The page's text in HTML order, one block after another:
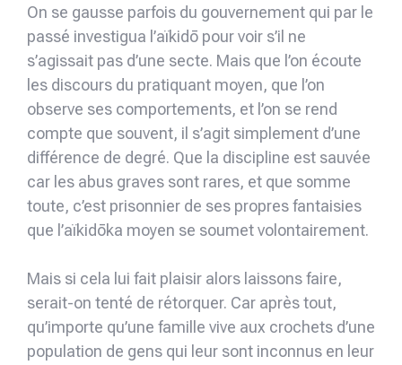
On se gausse parfois du gouvernement qui par le
passé investigua l’aïkidō pour voir s’il ne
s’agissait pas d’une secte. Mais que l’on écoute
les discours du pratiquant moyen, que l’on
observe ses comportements, et l’on se rend
compte que souvent, il s’agit simplement d’une
différence de degré. Que la discipline est sauvée
car les abus graves sont rares, et que somme
toute, c’est prisonnier de ses propres fantaisies
que l’aïkidōka moyen se soumet volontairement.
Mais si cela lui fait plaisir alors laissons faire,
serait-on tenté de rétorquer. Car après tout,
qu’importe qu’une famille vive aux crochets d’une
population de gens qui leur sont inconnus en leur